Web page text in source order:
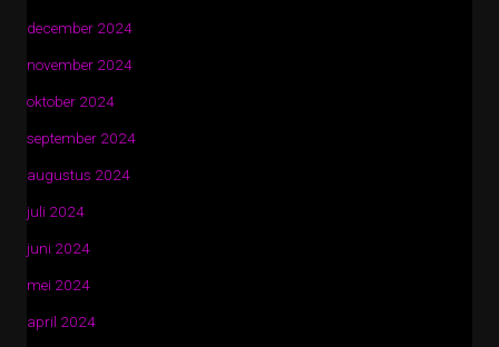
december 2024
november 2024
oktober 2024
september 2024
augustus 2024
juli 2024
juni 2024
mei 2024
april 2024